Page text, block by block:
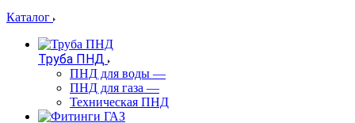
Каталог
Труба ПНД
ПНД для воды —
ПНД для газа —
Техническая ПНД